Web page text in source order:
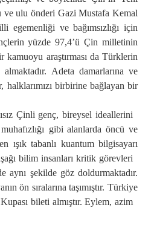
ve ulu önderi GaziMustafa Kemal
egemenliği ve bağımsızlığı için
yüzde 97,4’ü Çin milletinin
araştırması da Türklerin
almaktadır. Adeta damarlarınave
halklarımızı birbirine bağlayan bir
Çinli genç, bireysel ideallerini
gibi alanlarda öncüve
ışık tabanlı kuantum bilgisayarı
bilim insanları kritik görevleri
aynı şekilde göz doldurmaktadır.
ön sıralarına taşımıştır. Türkiye
bileti almıştır.Eylem, azim